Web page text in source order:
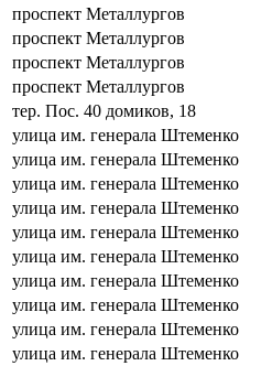
проспект Металлургов
проспект Металлургов
проспект Металлургов
проспект Металлургов
тер. Пос. 40 домиков, 18
улица им. генерала Штеменко
улица им. генерала Штеменко
улица им. генерала Штеменко
улица им. генерала Штеменко
улица им. генерала Штеменко
улица им. генерала Штеменко
улица им. генерала Штеменко
улица им. генерала Штеменко
улица им. генерала Штеменко
улица им. генерала Штеменко